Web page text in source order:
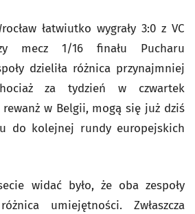
łatwiutko wygrały 3:0 z VC
mecz 1/16 finału Pucharu
dzieliła różnica przynajmniej
za tydzień w czwartek
rewanż w Belgii, mogą się już dziś
do kolejnej rundy europejskich
widać było, że oba zespoły
umiejętności. Zwłaszcza